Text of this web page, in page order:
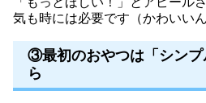
気も時には必要です（かわいい
③最初のおやつは「シンプ
ら